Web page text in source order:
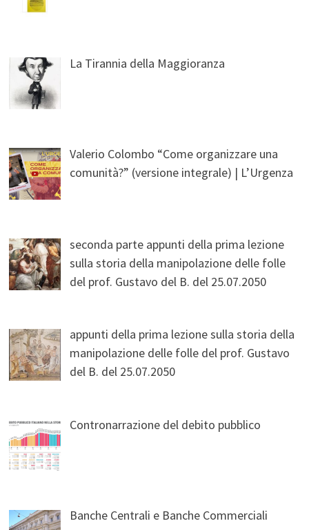
La Tirannia della Maggioranza
Valerio Colombo “Come organizzare una
comunità?” (versione integrale) | L’Urgenza
seconda parte appunti della prima lezione
sulla storia della manipolazione delle folle
del prof. Gustavo del B. del 25.07.2050
appunti della prima lezione sulla storia della
manipolazione delle folle del prof. Gustavo
del B. del 25.07.2050
Contronarrazione del debito pubblico
Banche Centrali e Banche Commerciali